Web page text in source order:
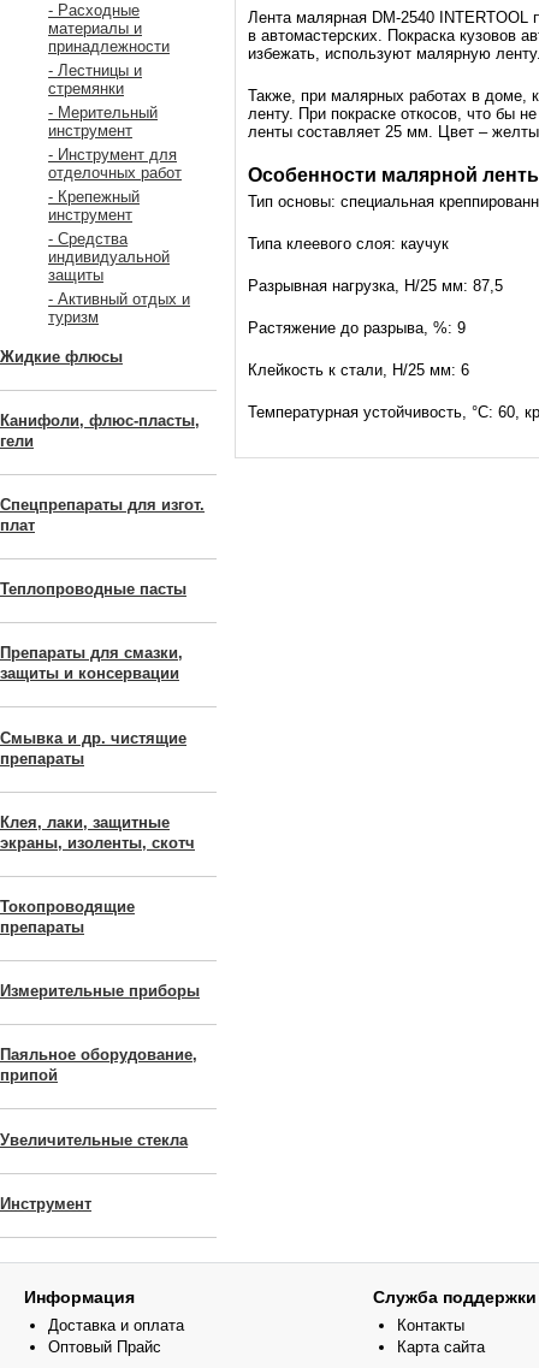
- Расходные
материалы и
принадлежности
- Лестницы и
стремянки
- Мерительный
инструмент
- Инструмент для
отделочных работ
- Крепежный
инструмент
- Средства
индивидуальной
защиты
- Активный отдых и
туризм
Жидкие флюсы
Канифоли, флюс-пласты,
гели
Спецпрепараты для изгот.
плат
Теплопроводные пасты
Препараты для смазки,
защиты и консервации
Смывка и др. чистящие
препараты
Клея, лаки, защитные
экраны, изоленты, скотч
Токопроводящие
препараты
Измерительные приборы
Паяльное оборудование,
припой
Увеличительные стекла
Инструмент
Лента малярная DM-2540 INTERTOOL
в автомастерских. Покраска кузовов
избежать, используют малярную
Также, при малярных работах в доме,
ленту. При покраске откосов, что бы
ленты составляет 25 мм. Цвет –
Особенности малярной
Тип основы: специальная
Типа клеевого слоя: каучук
Разрывная нагрузка, Н/25 мм: 87,5
Растяжение до разрыва, %: 9
Клейкость к стали, Н/25 мм: 6
Температурная устойчивость, °С: 60,
Информация
Доставка и оплата
Оптовый Прайс
Служба поддержки
Контакты
Карта сайта